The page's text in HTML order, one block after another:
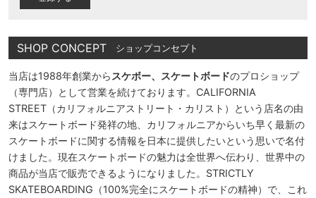
SHOP CONCEPT ショップコンセプト
当店は1988年創業から スケボー、スケートボードのプロショップ
（専門店）として営業を続けております。CALIFORNIA
STREET（カリフォルニアストリート・カリスト）という店名の由
来はスケートボード発祥の地、カリフォルニアからいち早く最新の
スケートボードに関する情報を日本に提供したいという思いで名付
けました。現在スケートボードの魅力は全世界へ伝わり、世界中の
商品が当店で販売できるようになりました。STRICTLY
SKATEBOARDING（100%完全にスケートボードの精神）で、これ